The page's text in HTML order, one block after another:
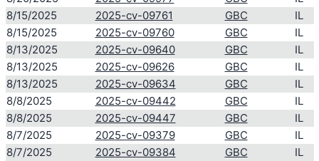
8/15/2025
2025-cv-09761 GBC
IL
8/15/2025
2025-cv-09760 GBC
IL
8/13/2025
2025-cv-09640 GBC
IL
8/13/2025
2025-cv-09626 GBC
IL
8/13/2025
2025-cv-09634 GBC
IL
8/8/2025
2025-cv-09442 GBC
IL
8/8/2025
2025-cv-09447 GBC
IL
8/7/2025
2025-cv-09379 GBC
IL
8/7/2025
2025-cv-09384 GBC IL